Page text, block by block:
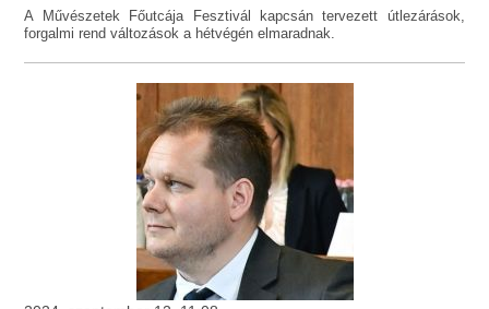
A Művészetek Főutcája Fesztivál kapcsán tervezett útlezárások,
forgalmi rend változások a hétvégén elmaradnak.